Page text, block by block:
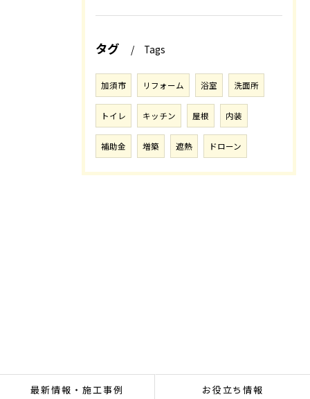
タグ Tags
加須市 リフォーム 浴室 洗面所
トイレ キッチン 屋根 内装
補助金 増築 遮熱 ドローン
最新情報・施工事例 お役立ち情報